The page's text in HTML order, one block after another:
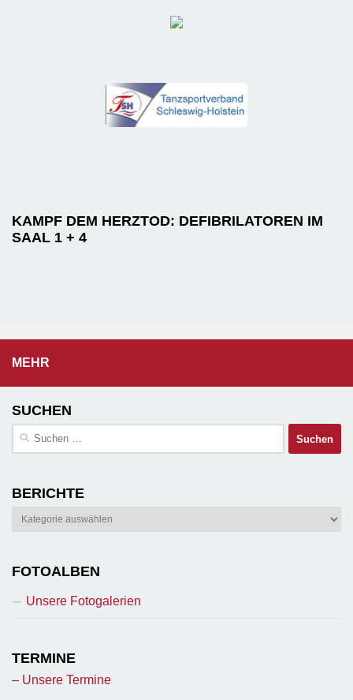
KAMPF DEM HERZTOD: DEFIBRILATOREN IM
SAAL 1 + 4
MEHR
SUCHEN
Suchen
BERICHTE
Berichte
FOTOALBEN
Unsere Fotogalerien
TERMINE
– Unsere Termine